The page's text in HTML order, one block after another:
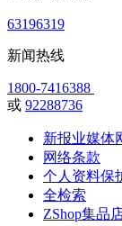
63196319
新闻热线
1800-7416388
或 92288736
新报业媒体
网络条款
个人资料保
全检索
ZShop集品